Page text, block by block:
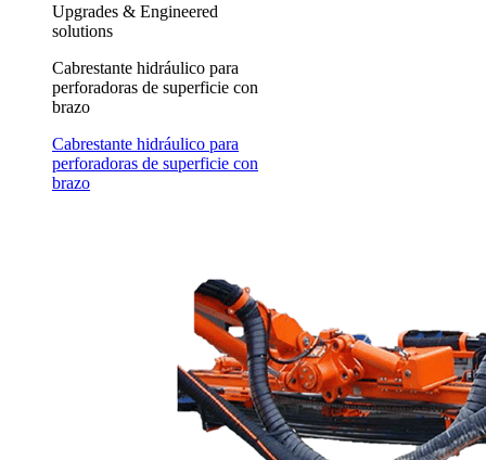
Upgrades & Engineered
solutions
Cabrestante hidráulico para
perforadoras de superficie con
brazo
Cabrestante hidráulico para
perforadoras de superficie con
brazo